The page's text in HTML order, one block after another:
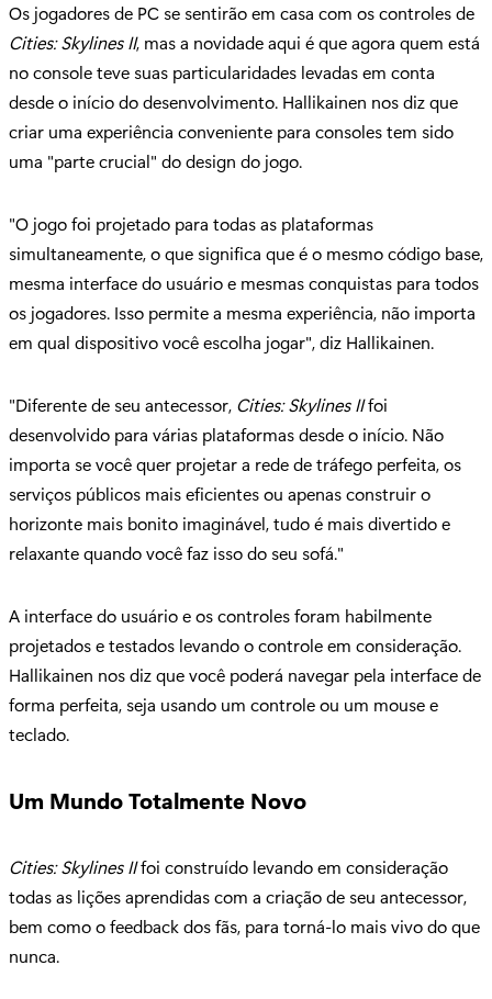
Os jogadores de PC se sentirão em casa com os controles de
Cities: Skylines II, mas a novidade aqui é que agora quem está
no console teve suas particularidades levadas em conta
desde o início do desenvolvimento. Hallikainen nos diz que
criar uma experiência conveniente para consoles tem sido
uma "parte crucial" do design do jogo.
"O jogo foi projetado para todas as plataformas
simultaneamente, o que significa que é o mesmo código base,
mesma interface do usuário e mesmas conquistas para todos
os jogadores. Isso permite a mesma experiência, não importa
em qual dispositivo você escolha jogar", diz Hallikainen.
"Diferente de seu antecessor, Cities: Skylines IIfoi
desenvolvido para várias plataformas desde o início. Não
importa se você quer projetar a rede de tráfego perfeita, os
serviços públicos mais eficientes ou apenas construir o
horizonte mais bonito imaginável, tudo é mais divertido e
relaxante quando você faz isso do seu sofá."
A interface do usuário e os controles foram habilmente
projetados e testados levando o controle em consideração.
Hallikainen nos diz que você poderá navegar pela interface de
forma perfeita, seja usando um controle ou um mouse e
teclado.
Um Mundo Totalmente Novo
Cities: Skylines IIfoi construído levando em consideração
todas as lições aprendidas com a criação de seu antecessor,
bem como o feedback dos fãs, para torná-lo mais vivo do que
nunca.